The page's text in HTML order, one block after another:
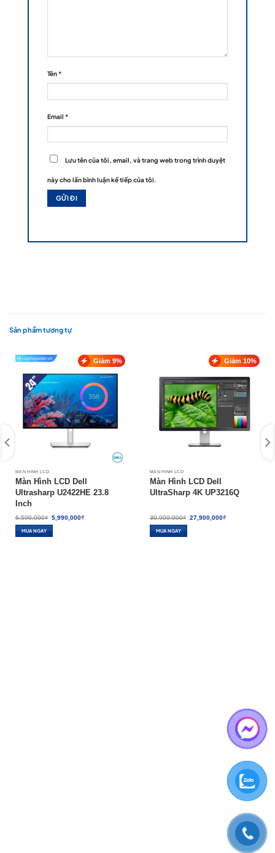
Tên *
Email *
Lưu tên của tôi, email, và trang web trong trình duyệt
này cho lần bình luận kế tiếp của tôi.
Sản phẩm tương tự
Giảm 9%
MÀN HÌNH LCD
Màn Hình LCD Dell
Ultrasharp U2422HE 23.8
Inch
6,590,000₫ Giá
gốc
5,990,000₫Giá
MUA NGAY
Giảm 10%
MÀN HÌNH LCD
Màn Hình LCD Dell
UltraSharp 4K UP3216Q
30,900,000₫ Giá
gốc
27,900,000₫Giá
MUA NGAY